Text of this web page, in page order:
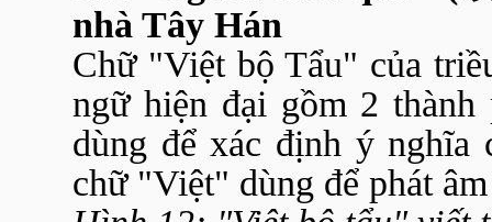
nhà Tây Hán
Chữ "Việt bộ Tẩu" của
ngữ hiện đại gồm 2
dùng để xác định ý nghĩa
chữ "Việt" dùng để phát